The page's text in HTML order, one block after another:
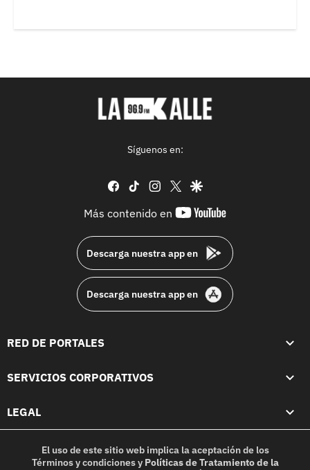
Síguenos en:
facebook
tiktok instagram
twittergoogle
Más contenido en
youtube-
Descarga nuestra app en
Descarga nuestra app en
RED DE PORTALES
SERVICIOS CORPORATIVOS
LEGAL
El uso de este sitio web implica la aceptación de los
Términos y condicionesy Políticas de Tratamiento de la